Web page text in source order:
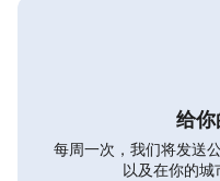
给你
每周一次，我们将发送
以及在你的城